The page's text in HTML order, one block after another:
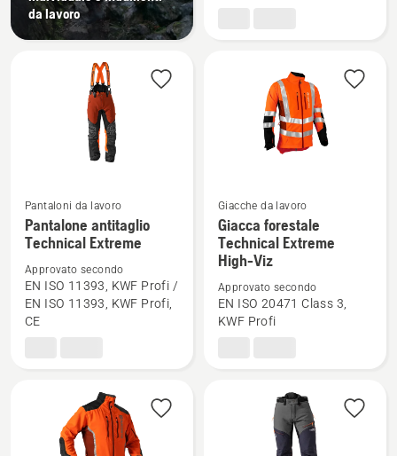
da lavoro
Vedi
maggiori
dettagli
su
Pantalone
antitaglio
Pantaloni da lavoro
Pantalone antitaglio
Technical Extreme
Approvato secondo
EN ISO 11393, KWF Profi /
EN ISO 11393, KWF Profi,
CE
Vedi
maggiori
dettagli
su
Giacca
forestale
Giacche da lavoro
Giacca forestale
Technical Extreme
High-Viz
Approvato secondo
EN ISO 20471 Class 3,
KWF Profi